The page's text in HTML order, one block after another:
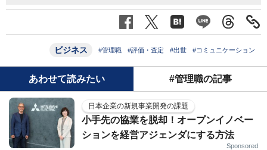
ビジネス #管理職 #評価・査定 #出世 #コミュニケーション
あわせて読みたい #管理職の記事
日本企業の新規事業開発の課題
小手先の協業を脱却！オープンイノベー
ションを経営アジェンダにする方法
Sponsored